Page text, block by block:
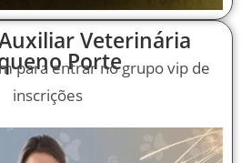
Veterinária
Porte
para entrar no grupo vip de
inscrições